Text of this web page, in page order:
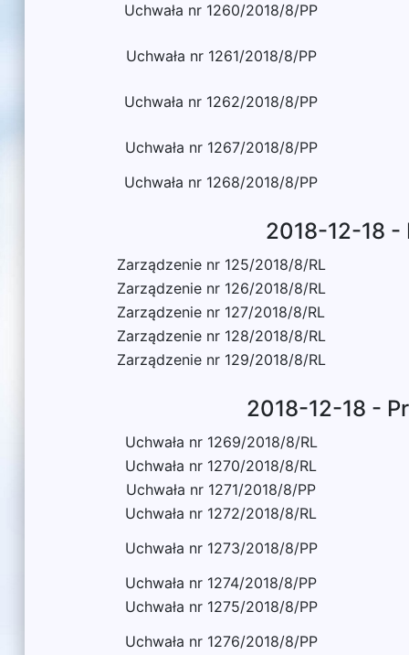
Uchwała nr 1260/2018/8/PP
Uchwała nr 1261/2018/8/PP
Uchwała nr 1262/2018/8/PP
Uchwała nr 1267/2018/8/PP
Uchwała nr 1268/2018/8/PP
2018-12-18 -
Zarządzenie nr 125/2018/8/RL
Zarządzenie nr 126/2018/8/RL
Zarządzenie nr 127/2018/8/RL
Zarządzenie nr 128/2018/8/RL
Zarządzenie nr 129/2018/8/RL
2018-12-18 -
Uchwała nr 1269/2018/8/RL
Uchwała nr 1270/2018/8/RL
Uchwała nr 1271/2018/8/PP
Uchwała nr 1272/2018/8/RL
Uchwała nr 1273/2018/8/PP
Uchwała nr 1274/2018/8/PP
Uchwała nr 1275/2018/8/PP
Uchwała nr 1276/2018/8/PP